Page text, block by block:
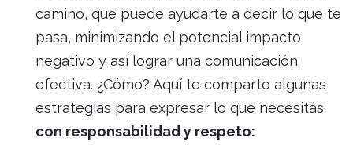
camino, que puede ayudarte a decir lo que te
pasa, minimizando el potencial impacto
negativo y así lograr una comunicación
efectiva. ¿Cómo? Aquí te comparto algunas
estrategias para expresar lo que necesitás
con responsabilidad y respeto: